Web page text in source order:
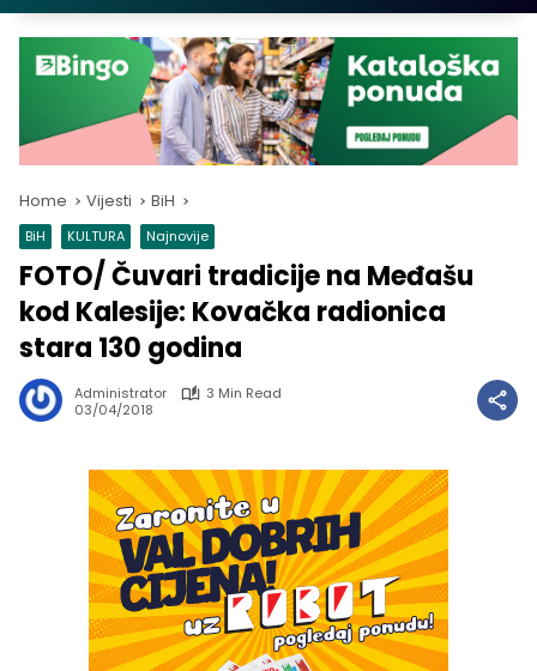
Home Vijesti BiH
BiH KULTURA Najnovije
FOTO/ Čuvari tradicije na Međašu
kod Kalesije: Kovačka radionica
stara 130 godina
Administrator
3 Min Read
03/04/2018